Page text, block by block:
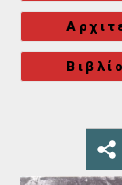
Βιβλίο